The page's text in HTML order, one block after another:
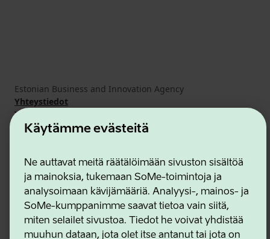
Käytämme evästeitä
Ne auttavat meitä räätälöimään sivuston sisältöä
ja mainoksia, tukemaan SoMe-toimintoja ja
analysoimaan kävijämääriä. Analyysi-, mainos- ja
SoMe-kumppanimme saavat tietoa vain siitä,
miten selailet sivustoa. Tiedot he voivat yhdistää
muuhun dataan, jota olet itse antanut tai jota on
Estonian Business and Innovation Agency
Yhteystiedot
Yhteistyökumppanit
Käyttöehdot
Eväste- ja tietosuojakäytäntö